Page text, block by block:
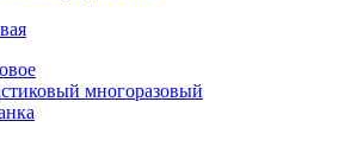
многоразовый